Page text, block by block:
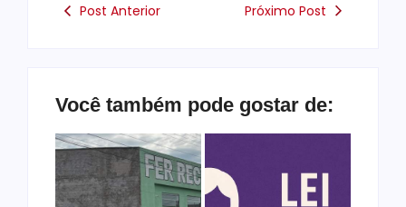
Post Anterior Próximo Post
Você também pode gostar de: